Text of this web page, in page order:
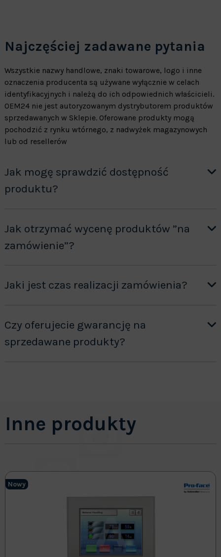
Najczęściej zadawane pytania
Wszystkie nazwy handlowe, znaki towarowe, logo i inne
oznaczenia producenta są używane wyłącznie w celach
identyfikacyjnych i należą do ich odpowiednich właścicieli.
OEM24 nie jest autoryzowanym dystrybutorem produktów
sprzedawanych w Sklepie. Oferowane produkty mogą
pochodzić z rynku wtórnego, z nadwyżek magazynowych
lub od resellerów
Jak mogę sprawdzić dostępność
produktu?
Jak otrzymać wycenę produktów ”na
zamówienie”?
Jaki jest czas realizacji zamówienia?
Czy oferujecie gwarancję na
sprzedawane produkty?
Inne produkty
Nowy